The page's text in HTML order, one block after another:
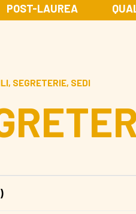
POST-LAUREA
SEGRETERIE, SEDI